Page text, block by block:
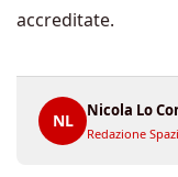
accreditate.
NL
Nicola Lo
Redazione